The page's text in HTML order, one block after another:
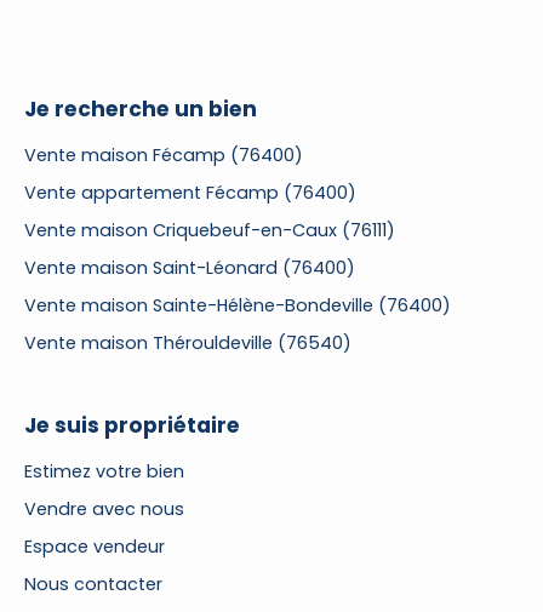
Je recherche un bien
Vente maison Fécamp (76400)
Vente appartement Fécamp (76400)
Vente maison Criquebeuf-en-Caux (76111)
Vente maison Saint-Léonard (76400)
Vente maison Sainte-Hélène-Bondeville (76400)
Vente maison Thérouldeville (76540)
Je suis propriétaire
Estimez votre bien
Vendre avec nous
Espace vendeur
Nous contacter